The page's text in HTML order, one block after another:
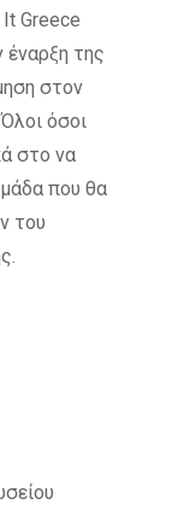
Greece
έναρξη της
στον
όσοι
στο να
που θα
του